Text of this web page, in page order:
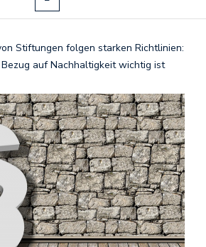
Stiftungen folgen starken Richtlinien:
auf Nachhaltigkeit wichtig ist